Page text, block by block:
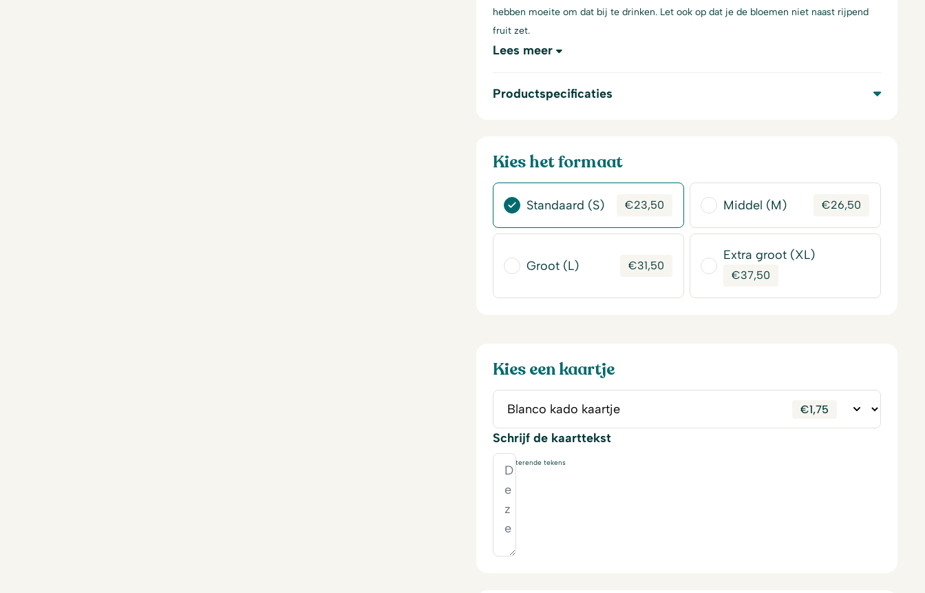
hebben moeite om dat bij te drinken. Let ook op dat je de bloemen niet naast rijpend
fruit zet.
Lees meer
Productspecificaties
Kies het formaat
Standaard (S) €23,50 Middel (M) €26,50
Groot (L) €31,50
Extra groot (XL)
€37,50
Kies een kaartje
€1,75
Schrijf de kaarttekst
resterende tekens